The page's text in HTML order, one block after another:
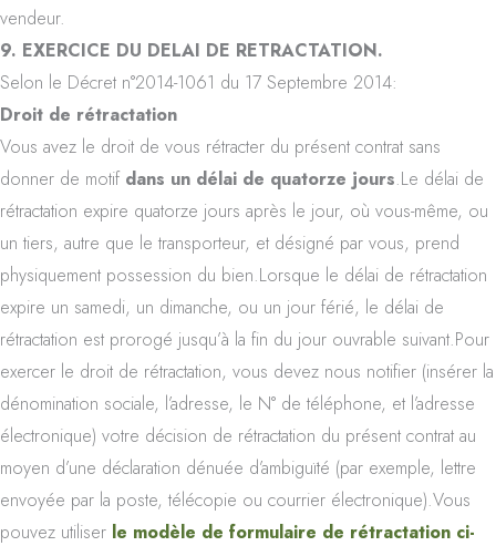
vendeur.
9. EXERCICE DU DELAI DE RETRACTATION.
Selon le Décret n°2014-1061 du 17 Septembre 2014:
Droit de rétractation
Vous avez le droit de vous rétracter du présent contrat sans
donner de motif dans un délai de quatorze jours.Le délai de
rétractation expire quatorze jours après le jour, où vous-même, ou
un tiers, autre que le transporteur, et désigné par vous, prend
physiquement possession du bien.Lorsque le délai de rétractation
expire un samedi, un dimanche, ou un jour férié, le délai de
rétractation est prorogé jusqu’à la fin du jour ouvrable suivant.Pour
exercer le droit de rétractation, vous devez nous notifier (insérer la
dénomination sociale, l’adresse, le N° de téléphone, et l’adresse
électronique) votre décision de rétractation du présent contrat au
moyen d’une déclaration dénuée d’ambiguïté (par exemple, lettre
envoyée par la poste, télécopie ou courrier électronique).Vous
pouvez utiliser le modèle de formulaire de rétractation ci-